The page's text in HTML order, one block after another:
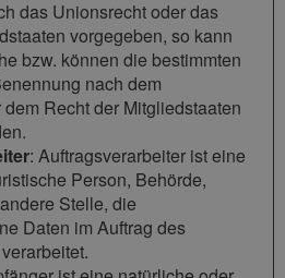
das Unionsrecht oder das
vorgegeben, so kann
bzw. können die bestimmten
nach dem
Recht der Mitgliedstaaten
: Auftragsverarbeiter ist eine
Person, Behörde,
Stelle, die
Daten im Auftrag des